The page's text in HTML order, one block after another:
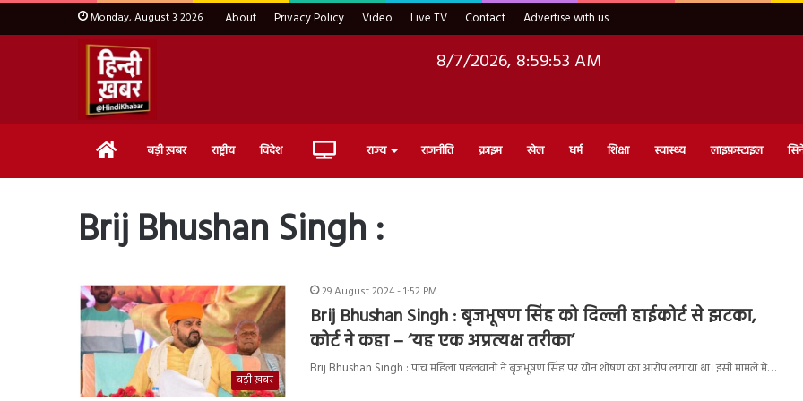
Monday, August 3 2026 About Privacy Policy Video Live TV Contact Advertise with us
8/7/2026, 8:59:54 AM
Home बड़ी ख़बर राष्ट्रीय विदेश Live राज्य राजनीति क्राइम खेल धर्म शिक्षा स्वास्थ्य लाइफ़स्टाइल
Brij Bhushan Singh :
बड़ी ख़बर
29 August 2024 - 1:52 PM
Brij Bhushan Singh : बृजभूषण सिंह को दिल्ली हाईकोर्ट से झटका,
कोर्ट ने कहा – ‘यह एक अप्रत्यक्ष तरीका’
Brij Bhushan Singh : पांच महिला पहलवानों ने बृजभूषण सिंह पर यौन शोषण का आरोप लगाया था। इसी मामले में…